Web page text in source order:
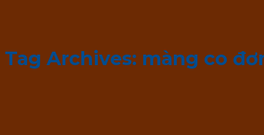
Tag Archives: màng co